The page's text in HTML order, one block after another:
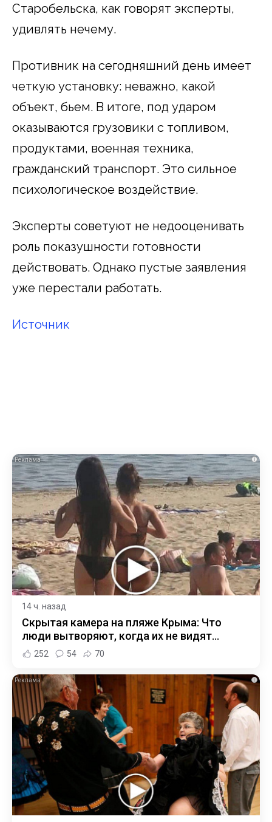
Старобельска, как говорят эксперты,
удивлять нечему.
Противник на сегодняшний день имеет
четкую установку: неважно, какой
объект, бьем. В итоге, под ударом
оказываются грузовики с топливом,
продуктами, военная техника,
гражданский транспорт. Это сильное
психологическое воздействие.
Эксперты советуют не недооценивать
роль показушности готовности
действовать. Однако пустые заявления
уже перестали работать.
Источник
i
14 ч. назад
Скрытая камера на пляже Крыма: Что
люди вытворяют, когда их не видят...
252 54 70
i